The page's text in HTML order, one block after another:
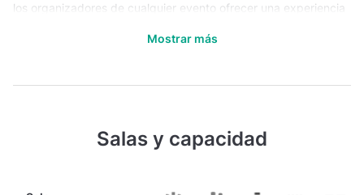
los organizadores de cualquier evento ofrecer una experiencia
carretera A-333, y situado a unos 45 minutos de los
ubicación estratégica para grupos que buscan exclusividad y
Los espacios para eventos de Finca La Bobadilla están
diseñados para adaptarse a gran variedad de formatos.
un auditorio de más de 200 m² con abundante luz natural y
Mostrar más
Salas y capacidad